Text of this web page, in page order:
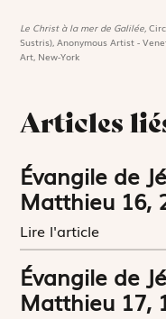
Le Christ à la mer de Galilée,
Sustris), Anonymous Artist -
Art, New-York
Articles
Évangile de
Matthieu 16,
Lire l'article
Évangile de
Matthieu 17,